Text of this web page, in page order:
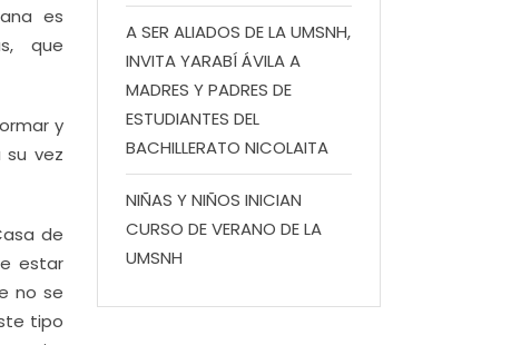
es
que
y
vez
de
estar
no se
tipo
A SER ALIADOS DE LA UMSNH,
INVITA YARABÍ ÁVILA A
MADRES Y PADRES DE
ESTUDIANTES DEL
BACHILLERATO NICOLAITA
NIÑAS Y NIÑOS INICIAN
CURSO DE VERANO DE LA
UMSNH